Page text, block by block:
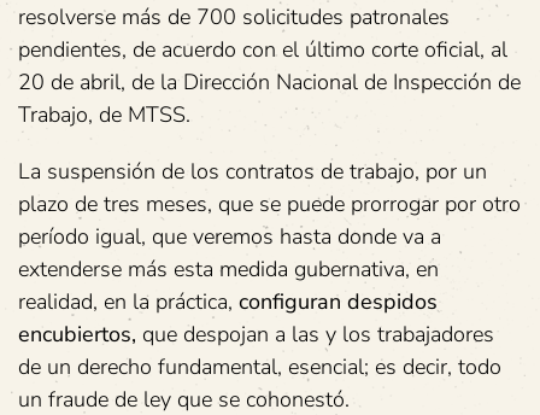
resolverse más de 700 solicitudes patronales
pendientes, de acuerdo con el último corte oficial, al
20 de abril, de la Dirección Nacional de Inspección de
Trabajo, de MTSS.
La suspensión de los contratos de trabajo, por un
plazo de tres meses, que se puede prorrogar por otro
período igual, que veremos hasta donde va a
extenderse más esta medida gubernativa, en
realidad, en la práctica, configuran despidos
encubiertos, que despojan a las y los trabajadores
de un derecho fundamental, esencial; es decir, todo
un fraude de ley que se cohonestó.